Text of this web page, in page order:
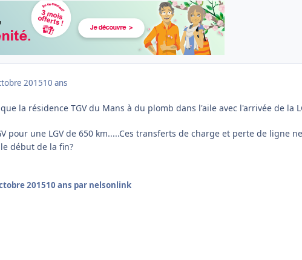
201510 ans
la résidence TGV du Mans à du plomb dans l'aile avec l'arrivée de la
pour une LGV de 650 km.....Ces transferts de charge et perte de ligne ne
début de la fin?
201510 ans par nelsonlink